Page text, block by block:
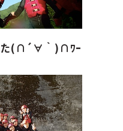
た(∩´∀｀)∩ﾜｰ